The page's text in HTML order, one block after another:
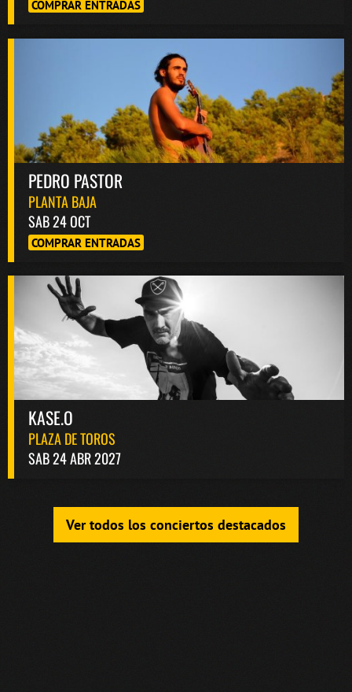
COMPRAR ENTRADAS
PEDRO PASTOR
PLANTA BAJA
SAB 24 OCT
COMPRAR ENTRADAS
KASE.O
PLAZA DE TOROS
SAB 24 ABR 2027
Ver todos los conciertos destacados